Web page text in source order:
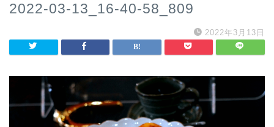
2022-03-13_16-40-58_809
2022年3月13日